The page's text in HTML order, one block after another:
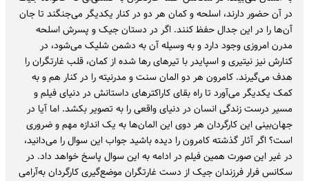
در آن حضور دارند، اسلحه و کمان هر دو در کنار یکدیگر می‌جنگند تا جان
آن‌ها را در این جدال حفظ کنند. اگر در دستان جیک و پسرش اسلحه
مدرن امروزی وجود دارد و به وسیله آن به دشمن شلیک می‌شود، در
کنارش نیز نیتیری و اسپایدر با تیرهای رها شده از کمان، قلب غارتگران را
هدف می‌گیرند. کامرون هر دو المان سنت و مدرنیته را در کنار هم و به
کمک یکدیگر می‌آورد تا راه بقای کاراکترهای داستانش در دنیای فیلم و
مسیر درست زندگی انسان در دنیای واقعی را به تصویر بکشد. اما آیا در
جهان‌بینی این کارگردان هر دوی این المان‌ها به یک اندازه مهم و ضروری
است؟ اگر آثار گذشته کامرون را دیده باشید جواب این سوال را می‌دانید،
در غیر این صورت همین فیلم در ادامه به این سوال پاسخ خواهد داد. در
سکانس فرار فرزندان جیک از دست غارتگران موضع‌گیری کارگردان به‌آرامی